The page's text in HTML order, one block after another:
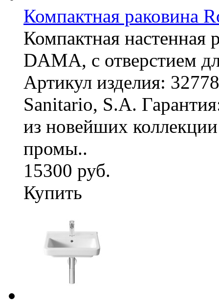
Компактная раковина
Компактная настенная
DAMA, с отверстием
Артикул изделия:
Sanitario, S.A.
из новейших
промы..
15300 руб.
Купить